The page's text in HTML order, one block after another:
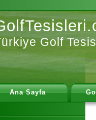
Golf
Ana Sayfa